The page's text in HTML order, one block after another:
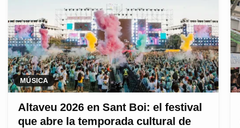
MÚSICA
Altaveu 2026 en Sant Boi: el festival
que abre la temporada cultural de